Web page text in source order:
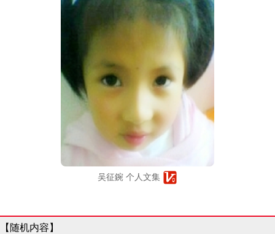
吴征鋺 个人文集
【随机内容】